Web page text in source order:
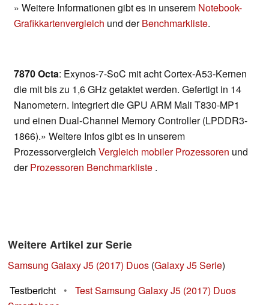
» Weitere Informationen gibt es in unserem Notebook-
Grafikkartenvergleich und derBenchmarkliste.
7870 Octa: Exynos-7-SoC mit acht Cortex-A53-Kernen
die mit bis zu 1,6 GHz getaktet werden. Gefertigt in 14
Nanometern. Integriert die GPU ARM Mali T830-MP1
und einen Dual-Channel Memory Controller (LPDDR3-
1866).» Weitere Infos gibt es in unserem
Prozessorvergleich Vergleich mobiler Prozessoren und
derProzessoren Benchmarkliste .
Weitere Artikel zur Serie
Samsung Galaxy J5 (2017) Duos (Galaxy J5 Serie)
Testbericht
•
Test Samsung Galaxy J5 (2017) Duos